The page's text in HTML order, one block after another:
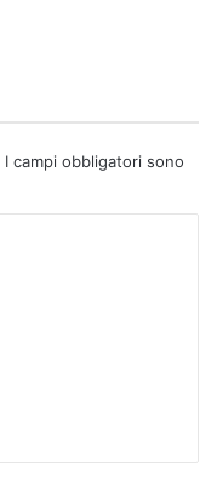
I campi obbligatori sono